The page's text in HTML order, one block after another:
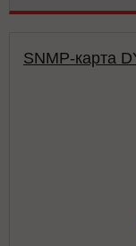
SNMP-карта